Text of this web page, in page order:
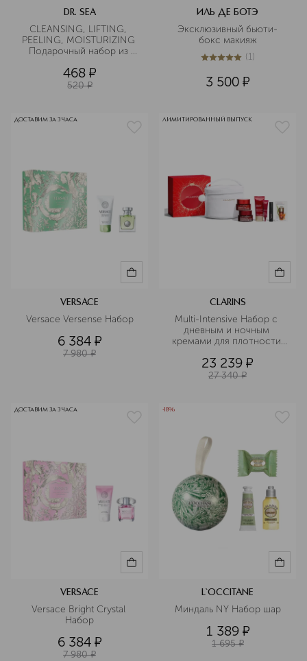
DR. SEA
CLEANSING, LIFTING,
PEELING, MOISTURIZING
Подарочный набор из
468 ¤
520 ¤
ИЛЬ ДЕ БОТЭ
Эксклюзивный бьюти-
бокс макияж
5из 51 (1)
3 500 ¤
ДОСТАВИМ ЗА 3 ЧАСА
VERSACE
Versace Versense Набор
6 384 ¤
7 980 ¤
ЛИМИТИРОВАННЫЙ ВЫПУСК
CLARINS
Multi-Intensive Набор с
дневным и ночным
кремами для плотности
23 239 ¤
27 340 ¤
ДОСТАВИМ ЗА 3 ЧАСА
VERSACE
Versace Bright Crystal
Набор
6 384 ¤
7 980 ¤
-18%
L`OCCITANE
Миндаль NY Набор шар
1 389 ¤
1 695 ¤